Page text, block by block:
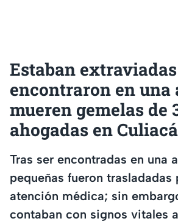
Estaban
encontraron en una
mueren gemelas de
ahogadas en
Tras ser encontradas en una
pequeñas fueron
atención médica; sin
contaban con signos vitales